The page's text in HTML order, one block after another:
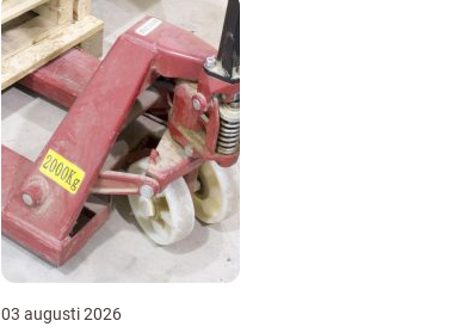
03 augusti 2026